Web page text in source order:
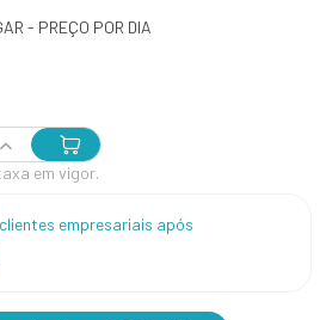
- PREÇO POR DIA
em vigor.
empresariais após